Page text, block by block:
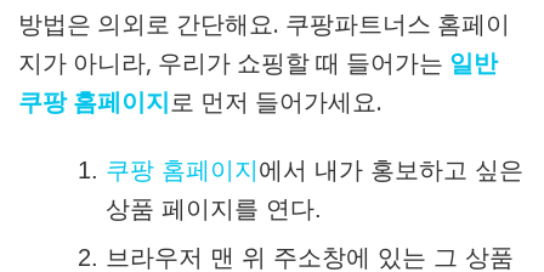
방법은 의외로 간단해요. 쿠팡파트너스 홈페이
지가 아니라, 우리가 쇼핑할 때 들어가는 일반
쿠팡 홈페이지로 먼저 들어가세요.
쿠팡 홈페이지 에서 내가 홍보하고 싶은
상품 페이지를 연다.
브라우저 맨 위 주소창에 있는 그 상품